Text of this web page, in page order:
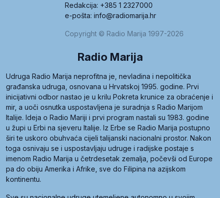
Redakcija: +385 1 2327000
e-pošta: info@radiomarija.hr
Copyright © Radio Marija 1997-2026
Radio Marija
Udruga Radio Marija neprofitna je, nevladina i nepolitička
građanska udruga, osnovana u Hrvatskoj 1995. godine. Prvi
inicijativni odbor nastao je u krilu Pokreta krunice za obraćenje i
mir, a uoči osnutka uspostavljena je suradnja s Radio Marijom
Italije. Ideja o Radio Mariji i prvi program nastali su 1983. godine
u župi u Erbi na sjeveru Italije. Iz Erbe se Radio Marija postupno
širi te uskoro obuhvaća cijeli talijanski nacionalni prostor. Nakon
toga osnivaju se i uspostavljaju udruge i radijske postaje s
imenom Radio Marija u četrdesetak zemalja, počevši od Europe
pa do obiju Amerika i Afrike, sve do Filipina na azijskom
kontinentu.